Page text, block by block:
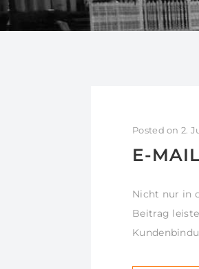
Posted on 2.
E-
Nicht nur in
Beitrag